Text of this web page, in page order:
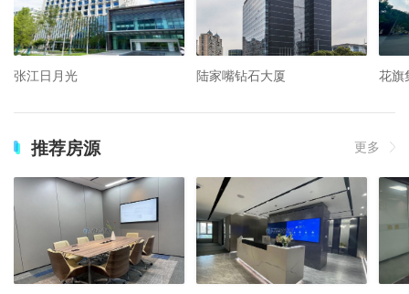
张江日月光 陆家嘴钻石大厦 花旗
推荐房源 更多